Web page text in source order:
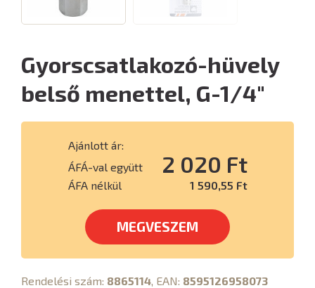
Gyorscsatlakozó-hüvely
belső menettel, G-1/4"
Ajánlott ár:
ÁFÁ-val együtt
2 020 Ft
ÁFA nélkül 1 590,55 Ft
MEGVESZEM
Rendelési szám: 8865114, EAN: 8595126958073